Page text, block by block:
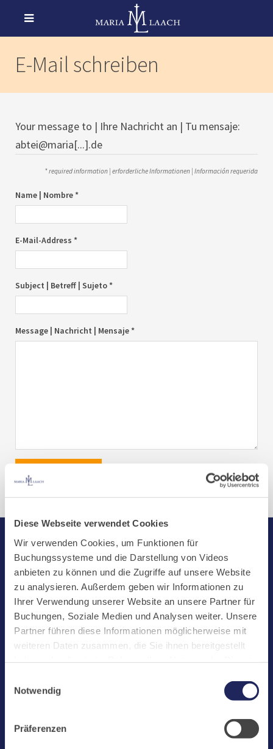
Diese Webseite verwendet Cookies
Wir verwenden Cookies, um Funktionen für
Buchungssysteme und die Darstellung von Videos
anbieten zu können und die Zugriffe auf unsere Website
zu analysieren. Außerdem geben wir Informationen zu
Ihrer Verwendung unserer Website an unsere Partner für
Buchungen, Soziale Medien und Analysen weiter. Unsere
Partner führen diese Informationen möglicherweise mit
weiteren Daten zusammen, die Sie ihnen bereitgestellt
challenges.cloudflare.com: Wir verwenden das online
Buchungssystem MEWS in unserem Hotel und unserem
übermittelt. Cookies von eu5.bookingkit.de: Wir
Notwendig
Präferenzen
E-Mail schreiben
Your message to | Ihre Nachricht an | Tu mensaje:
abtei@maria[...].de
* required information | erforderliche Informationen | Información requerida
Name | Nombre *
E-Mail-Address *
Subject | Betreff | Sujeto *
Message | Nachricht | Mensaje *
Start
Aktuelles
Kloster
Klosterbetriebe
Spenden
Laacher See